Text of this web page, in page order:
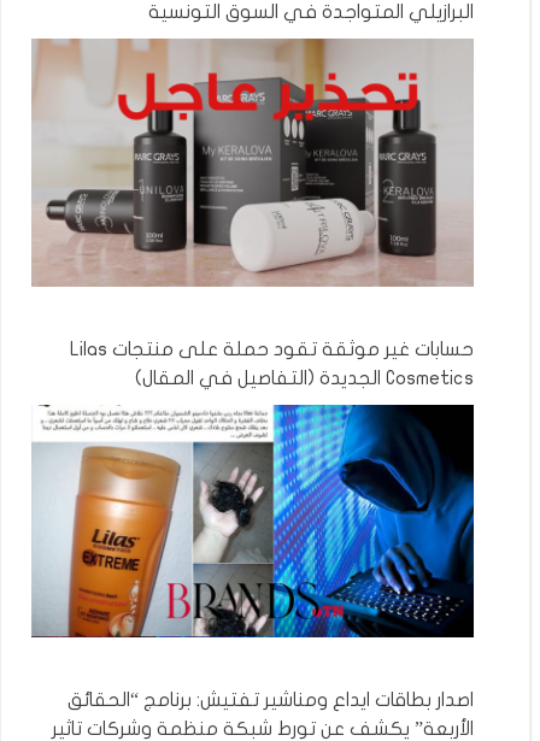
البرازيلي المتواجدة في السوق التونسية
حسابات غير موثقة تقود حملة على منتجات Lilas
Cosmetics الجديدة (التفاصيل في المقال)
اصدار بطاقات ايداع ومناشير تفتيش: برنامج “الحقائق
الأربعة” يكشف عن تورط شبكة منظمة وشركات تاثير